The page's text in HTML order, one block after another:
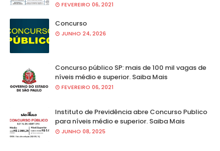
FEVEREIRO 06, 2021
Concurso
JUNHO 24, 2026
Concurso público SP: mais de 100 mil vagas de
níveis médio e superior. Saiba Mais
FEVEREIRO 06, 2021
Instituto de Previdência abre Concurso Publico
para níveis médio e superior. Saiba Mais
JUNHO 08, 2025